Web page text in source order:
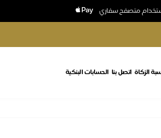
متصفح سفاري
الزكاة اتصل بنا الحسابات البنكية